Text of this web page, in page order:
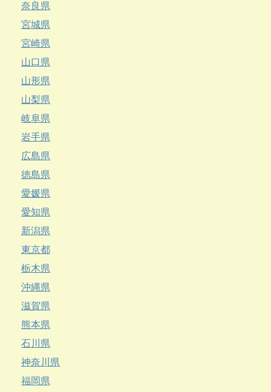
奈良県
宮城県
宮崎県
山口県
山形県
山梨県
岐阜県
岩手県
広島県
徳島県
愛媛県
愛知県
新潟県
東京都
栃木県
沖縄県
滋賀県
熊本県
石川県
神奈川県
福岡県